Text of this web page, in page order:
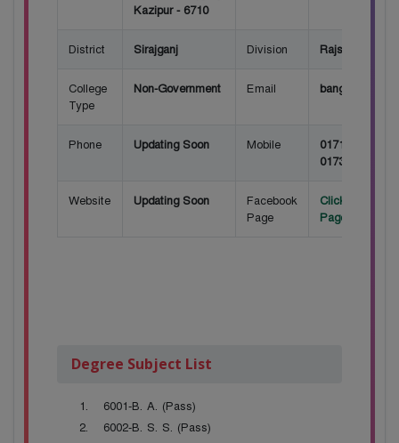
Kazipur - 6710
District Sirajganj Division Rajshahi
College
Type
Non-Government Email
Phone Updating Soon Mobile
01719537366,
01731981315
Website Updating Soon
Facebook
Page
Click here for
Page
Degree Subject List
6001-B. A. (Pass)
6002-B. S. S. (Pass)